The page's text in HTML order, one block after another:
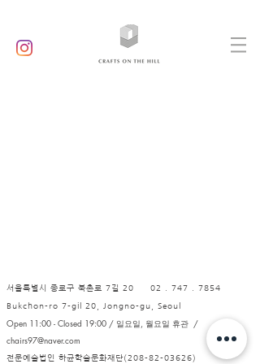
서울특별시 종로구 북촌로 7길 20 02 . 747 . 7854
Bukchon-ro 7-gil 20, Jongno-gu, Seoul
Open 11:00 - Closed 19:00 / 일요일, 월요일 휴관 /
chairs97@naver.com
전문예술법인 하균학술문화재단(208-82-03626)